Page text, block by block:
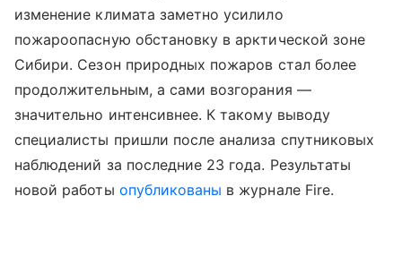
изменение климата заметно усилило
пожароопасную обстановку в арктической зоне
Сибири. Сезон природных пожаров стал более
продолжительным, а сами возгорания —
значительно интенсивнее. К такому выводу
специалисты пришли после анализа спутниковых
наблюдений за последние 23 года. Результаты
новой работы опубликованы в журнале Fire.